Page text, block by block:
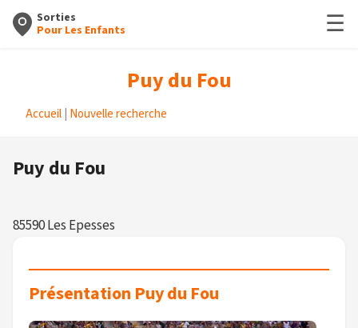
Sorties
Pour Les Enfants
☰
Puy du Fou
Accueil Nouvelle recherche
Puy du Fou
85590 Les Epesses
Présentation Puy du Fou